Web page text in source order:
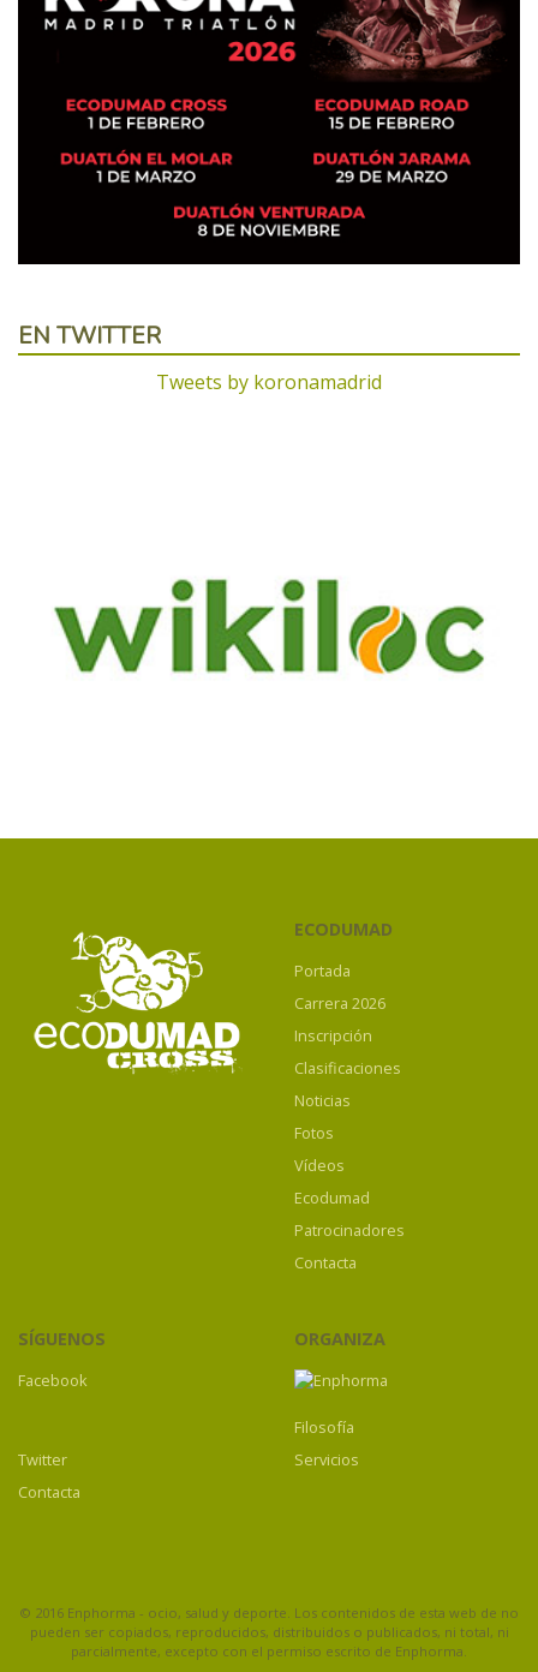
EN TWITTER
Tweets by koronamadrid
ECODUMAD
Portada
Carrera 2026
Inscripción
Clasificaciones
Noticias
Fotos
Vídeos
Ecodumad
Patrocinadores
Contacta
SÍGUENOS
Facebook
Twitter
Contacta
ORGANIZA
Filosofía
Servicios
© 2016 Enphorma - ocio, salud y deporte. Los contenidos de esta web de no
pueden ser copiados, reproducidos, distribuidos o publicados, ni total, ni
parcialmente, excepto con el permiso escrito de Enphorma.